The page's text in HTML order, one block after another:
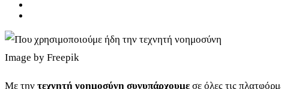
Image by Freepik
Με την τεχνητή νοημοσύνη συνυπάρχουμε σε όλες τις